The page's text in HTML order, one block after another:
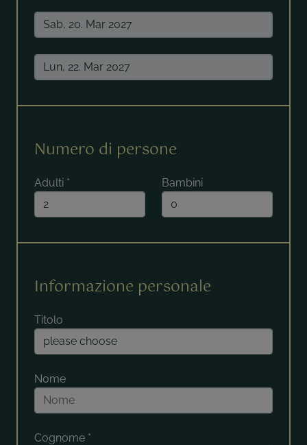
Numero di persone
Adulti * Bambini
Informazione personale
Titolo
Nome
Cognome *